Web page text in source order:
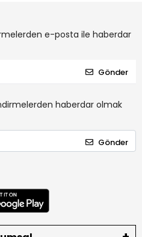
e-posta ile haberdar
Gönder
haberdar olmak
Gönder